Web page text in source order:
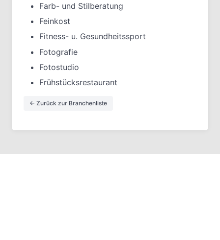
Farb- und Stilberatung
Feinkost
Fitness- u. Gesundheitssport
Fotografie
Fotostudio
Frühstücksrestaurant
← Zurück zur Branchenliste